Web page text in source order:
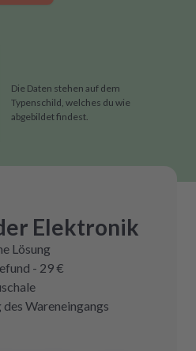
Die Daten stehen auf dem
Typenschild, welches du wie
abgebildet findest.
Elektronik
Lösung
- 29 €
Wareneingangs